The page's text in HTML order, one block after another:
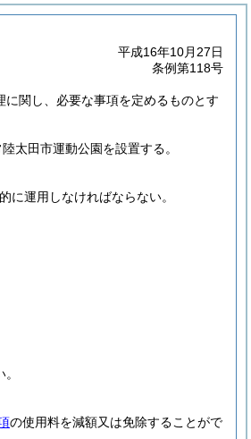
平成16年10月27日
条例第118号
関し、必要な事項を定めるものとす
太田市運動公園を設置する。
に運用しなければならない。
の使用料を減額又は免除することがで